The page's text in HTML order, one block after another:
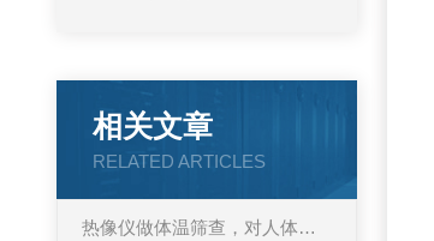
相关文章
RELATED ARTICLES
热像仪做体温筛查，对人体有害吗？